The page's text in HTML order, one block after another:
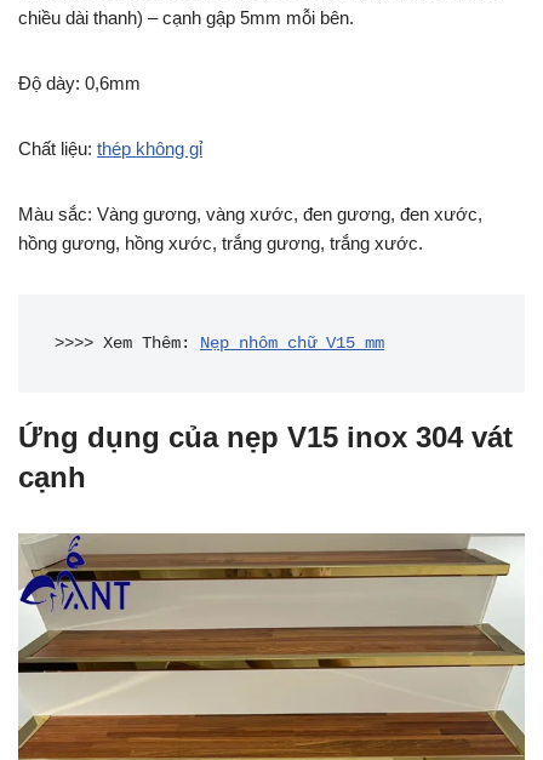
chiều dài thanh) – cạnh gập 5mm mỗi bên.
Độ dày: 0,6mm
Chất liệu: thép không gỉ
Màu sắc: Vàng gương, vàng xước, đen gương, đen xước,
hồng gương, hồng xước, trắng gương, trắng xước.
>>>> Xem Thêm: Nẹp nhôm chữ V15 mm
Ứng dụng của nẹp V15 inox 304 vát
cạnh